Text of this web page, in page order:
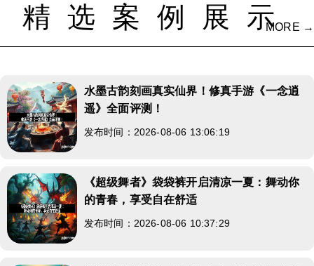
精选案例展示MORE →
水墨古韵刻画真实仙界！修真手游《一念逍
遥》全面评测！
发布时间：2026-08-06 13:06:19
《超级舞者》袋袋裤开启清凉一夏：舞动你
的青春，享受自在舒适
发布时间：2026-08-06 10:37:29